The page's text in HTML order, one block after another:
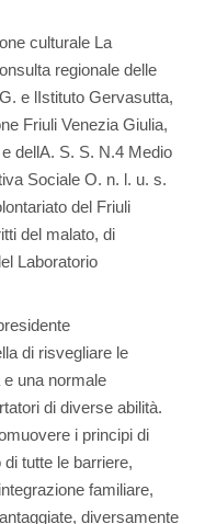
culturale La
regionale delle
lIstituto Gervasutta,
Friuli Venezia Giulia,
S. S. N.4 Medio
Sociale O. n. l. u. s.
del Friuli
del malato, di
Laboratorio
di risvegliare le
una normale
di diverse abilità.
i principi di
di tutte le barriere,
familiare,
diversamente